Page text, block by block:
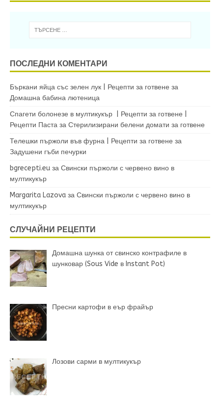
ПОСЛЕДНИ КОМЕНТАРИ
Бъркани яйца със зелен лук | Рецепти за готвене за
Домашна бабина лютеница
Спагети болонезе в мултикукър | Рецепти за готвене |
Рецепти Паста за Стерилизирани белени домати за готвене
Телешки пържоли във фурна | Рецепти за готвене за
Задушени гъби печурки
bgrecepti.eu за Свински пържоли с червено вино в
мултикукър
Margarita Lazova за Свински пържоли с червено вино в
мултикукър
СЛУЧАЙНИ РЕЦЕПТИ
Домашна шунка от свинско контрафиле в
шунковар (Sous Vide в Instant Pot)
Пресни картофи в еър фрайър
Лозови сарми в мултикукър